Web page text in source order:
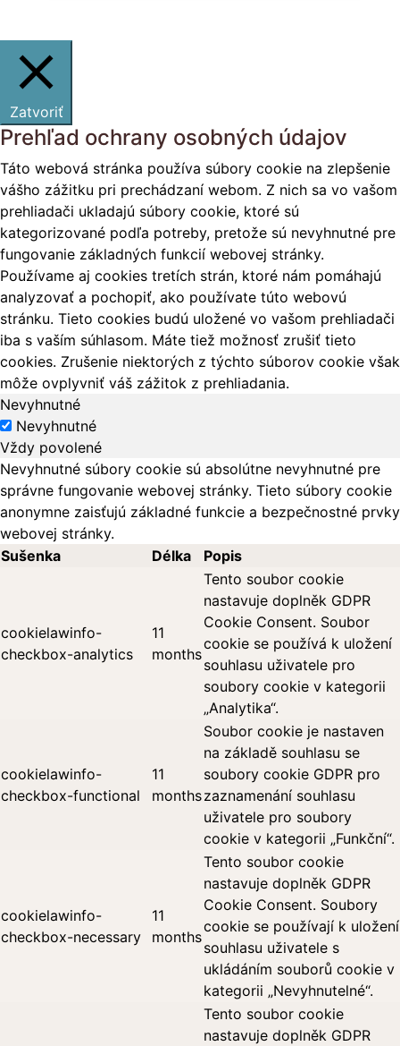
Zatvoriť
Prehľad ochrany osobných údajov
Táto webová stránka používa súbory cookie na zlepšenie
vášho zážitku pri prechádzaní webom. Z nich sa vo vašom
prehliadači ukladajú súbory cookie, ktoré sú
kategorizované podľa potreby, pretože sú nevyhnutné pre
fungovanie základných funkcií webovej stránky.
Používame aj cookies tretích strán, ktoré nám pomáhajú
analyzovať a pochopiť, ako používate túto webovú
stránku. Tieto cookies budú uložené vo vašom prehliadači
iba s vaším súhlasom. Máte tiež možnosť zrušiť tieto
cookies. Zrušenie niektorých z týchto súborov cookie však
môže ovplyvniť váš zážitok z prehliadania.
Nevyhnutné
Nevyhnutné
Vždy povolené
Nevyhnutné súbory cookie sú absolútne nevyhnutné pre
správne fungovanie webovej stránky. Tieto súbory cookie
anonymne zaisťujú základné funkcie a bezpečnostné prvky
webovej stránky.
Sušenka
Délka Popis
cookielawinfo-
checkbox-analytics
11
months
Tento soubor cookie
nastavuje doplněk GDPR
Cookie Consent. Soubor
cookie se používá k uložení
souhlasu uživatele pro
soubory cookie v kategorii
„Analytika“.
cookielawinfo-
checkbox-functional
11
months
Soubor cookie je nastaven
na základě souhlasu se
soubory cookie GDPR pro
zaznamenání souhlasu
uživatele pro soubory
cookie v kategorii „Funkční“.
cookielawinfo-
checkbox-necessary
11
months
Tento soubor cookie
nastavuje doplněk GDPR
Cookie Consent. Soubory
cookie se používají k uložení
souhlasu uživatele s
ukládáním souborů cookie v
kategorii „Nevyhnutelné“.
Tento soubor cookie
nastavuje doplněk GDPR